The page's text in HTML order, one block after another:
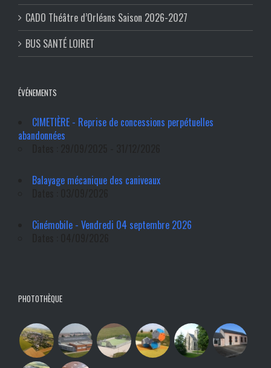
CADO Théâtre d’Orléans Saison 2026-2027
BUS SANTÉ LOIRET
ÉVÉNEMENTS
CIMETIÈRE - Reprise de concessions perpétuelles
abandonnées
Balayage mécanique des caniveaux
Cinémobile - Vendredi 04 septembre 2026
PHOTOTHÈQUE